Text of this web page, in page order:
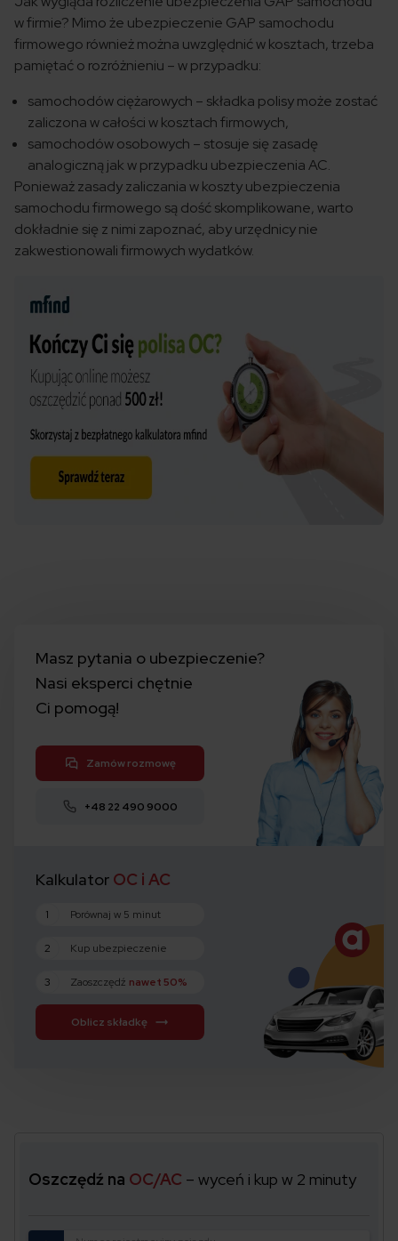
w firmie? Mimo że ubezpieczenie GAP samochodu
firmowego również można uwzględnić w kosztach, trzeba
pamiętać o rozróżnieniu – w przypadku:
samochodów ciężarowych – składka polisy może zostać
zaliczona w całości w kosztach firmowych,
samochodów osobowych – stosuje się zasadę
analogiczną jak w przypadku ubezpieczenia AC.
Ponieważ zasady zaliczania w koszty ubezpieczenia
samochodu firmowego są dość skomplikowane, warto
dokładnie się z nimi zapoznać, aby urzędnicy nie
zakwestionowali firmowych wydatków.
Masz pytania o ubezpieczenie?
Nasi eksperci chętnie
Ci pomogą!
Zamów rozmowę
+48 22 490 9000
Kalkulator OC i AC
1 Porównaj w 5 minut
2 Kup ubezpieczenie
3 Zaoszczędź nawet 50%
Oblicz składkę
Oszczędź na OC/AC – wyceń i kup w 2 minuty